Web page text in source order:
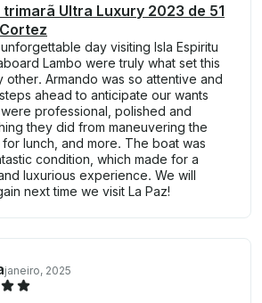
Ultra Luxury 2023 de 51
day visiting Isla Espiritu
Lambo were truly what set this
other. Armando was so attentive and
ahead to anticipate our wants
professional, polished and
they did from maneuvering the
lunch, and more. The boat was
condition, which made for a
luxurious experience. We will
next time we visit La Paz!
janeiro, 2025